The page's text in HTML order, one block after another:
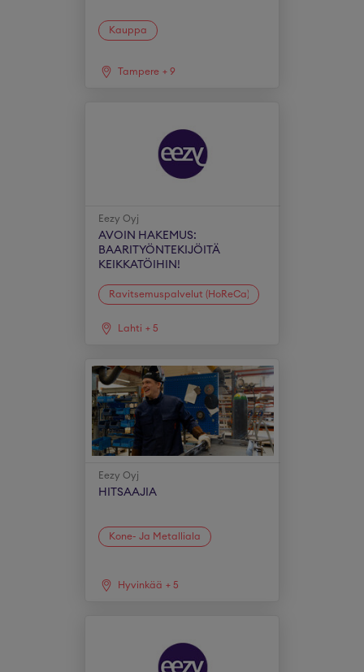
Kauppa
Tampere + 9
Eezy Oyj
AVOIN HAKEMUS:
BAARITYÖNTEKIJÖITÄ
KEIKKATÖIHIN!
Ravitsemuspalvelut (HoReCa)
Lahti + 5
Eezy Oyj
HITSAAJIA
Kone- Ja Metalliala
Hyvinkää + 5